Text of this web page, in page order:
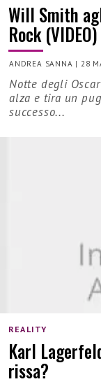
Will Smith
Rock (VIDEO)
ANDREA SANNA | 28
Notte degli
alza e tira un
successo...
REALITY
Karl
rissa?